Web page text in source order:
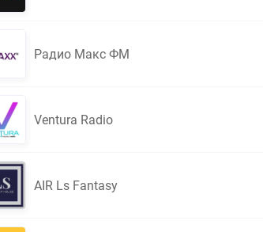
Радио Макс ФМ
Ventura Radio
AIR Ls Fantasy